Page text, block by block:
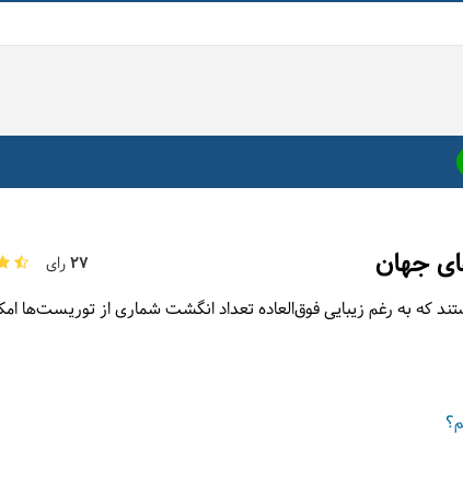
جهان 27رای
که به رغم زیبایی فوق‌العاده تعداد انگشت شماری از توریست‌ها